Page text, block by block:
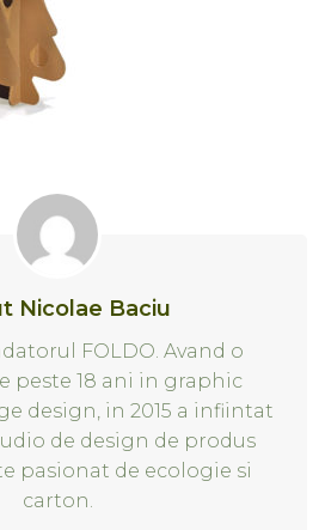
Nicolae Baciu
FOLDO. Avand o
peste 18 ani in graphic
design, in 2015 a infiintat
de design de produs
pasionat de ecologie si
carton.